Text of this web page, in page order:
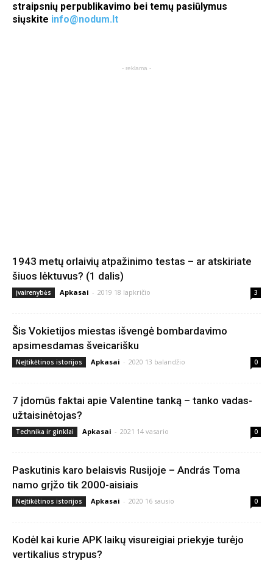
straipsnių perpublikavimo bei temų pasiūlymus
siųskite info@nodum.lt
- reklama -
1943 metų orlaivių atpažinimo testas – ar atskiriate
šiuos lėktuvus? (1 dalis)
Įvairenybės Apkasai - 2019 18 lapkričio 3
Šis Vokietijos miestas išvengė bombardavimo
apsimesdamas šveicarišku
Neįtikėtinos istorijos Apkasai - 2020 13 balandžio 0
7 įdomūs faktai apie Valentine tanką – tanko vadas-
užtaisinėtojas?
Technika ir ginklai Apkasai - 2021 14 vasario 0
Paskutinis karo belaisvis Rusijoje – András Toma
namo grįžo tik 2000-aisiais
Neįtikėtinos istorijos Apkasai - 2020 16 sausio 0
Kodėl kai kurie APK laikų visureigiai priekyje turėjo
vertikalius strypus?